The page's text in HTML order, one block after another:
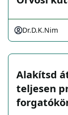
Dr.D.K.Nim
Alakítsd
teljesen